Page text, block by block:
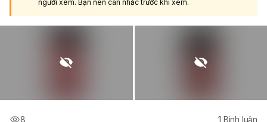
người xem. Bạn nên cân nhắc trước khi xem.
8 1 Bình luận